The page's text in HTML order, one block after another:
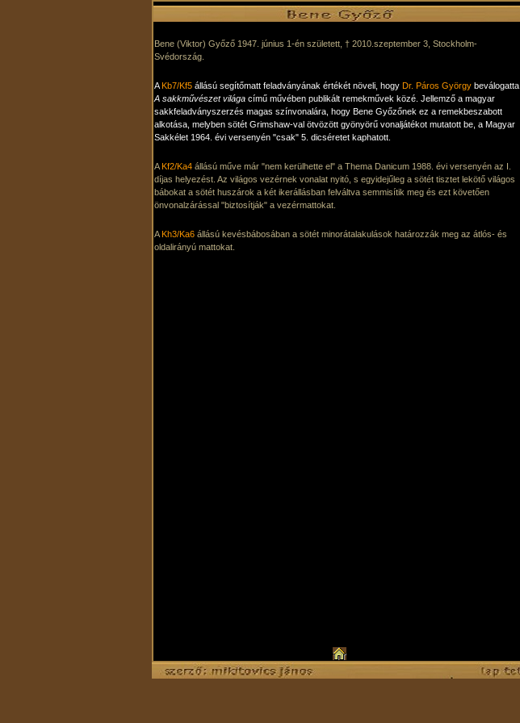
Bene (Viktor) Győző 1947. június 1-én született, † 2010.szeptember 3, Stockholm-
Svédország.
AKb7/Kf5 állású segítőmatt feladványának értékét növeli, hogy Dr. Páros György beválogatta
A sakkművészet világa című művében publikált remekművek közé. Jellemző a magyar
sakkfeladványszerzés magas színvonalára, hogy Bene Győzőnek ez a remekbeszabott
alkotása, melyben sötét Grimshaw-val ötvözött gyönyörű vonaljátékot mutatott be, a Magyar
Sakkélet 1964. évi versenyén "csak" 5. dicséretet kaphatott.
AKf2/Ka4 állású műve már "nem kerülhette el" a Thema Danicum 1988. évi versenyén az I.
díjas helyezést. Az világos vezérnek vonalat nyitó, s egyidejűleg a sötét tisztet lekötő világos
bábokat a sötét huszárok a két ikerállásban felváltva semmisítik meg és ezt követően
önvonalzárással "biztosítják" a vezérmattokat.
AKh3/Ka6 állású kevésbábosában a sötét minorátalakulások határozzák meg az átlós- és
oldalirányú mattokat.